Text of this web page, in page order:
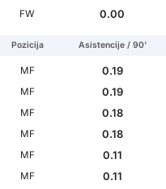
FW 0.00
Pozicija Asistencije / 90'
MF
0.19
MF
0.19
MF
0.18
MF
0.18
MF
0.11
MF
0.11